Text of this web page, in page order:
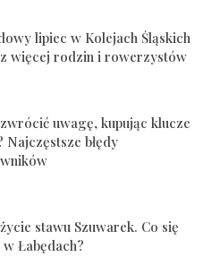
lipiec w Kolejach Śląskich
więcej rodzin i rowerzystów
uwagę, kupując klucze
Najczęstsze błędy
stawu Szuwarek. Co się
Łabędach?